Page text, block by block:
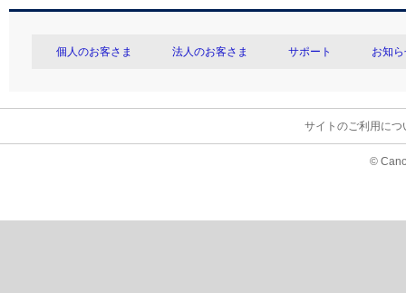
個人のお客さま 法人のお客さま サポート お知
サイトのご利用につ
©